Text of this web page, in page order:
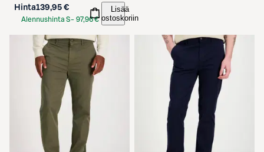
Hinta139,95 €
Alennushinta S- 97,96 €
Lisää
ostoskoriin